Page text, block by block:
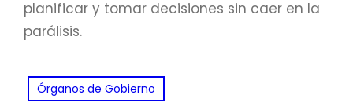
planificar y tomar decisiones sin caer en la
parálisis.
Órganos de Gobierno